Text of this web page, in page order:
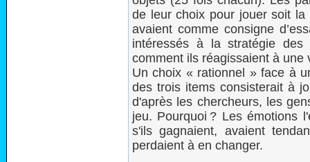
de leur choix pour jouer soit
avaient comme consigne
intéressés à la stratégie
comment ils réagissaient à une
Un choix « rationnel » face à
des trois items consisterait à
d'après les chercheurs, les
jeu. Pourquoi ? Les émotions
s'ils gagnaient, avaient
perdaient à en changer.